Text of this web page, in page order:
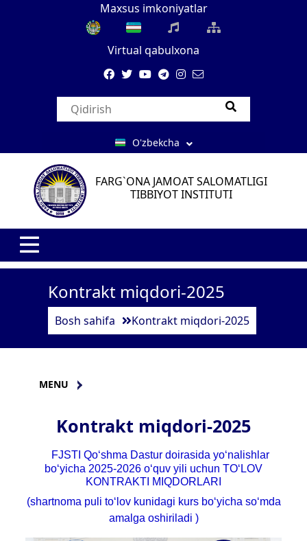
Maxsus imkoniyatlar
Virtual qabulxona
O'zbekcha
FARG`ONA JAMOAT SALOMATLIGI
TIBBIYOT INSTITUTI
Kontrakt miqdori-2025
Bosh sahifa Kontrakt miqdori-2025
MENU
Kontrakt miqdori-2025
FJSTI Qo‘shma Dastur doirasida yo‘nalishlar
bo‘yicha 2025-2026 o‘quv yili uchun TO‘LOV
KONTRAKTI MIQDORLARI
(shartnoma puli to‘lov kunidagi kurs bo‘yicha so‘mda
amalga oshiriladi )